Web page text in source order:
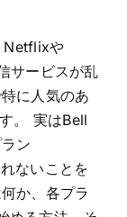
Netflixや
サービスが乱
に人気のあ
。 実はBell
ン
ないことを
か、各プラ